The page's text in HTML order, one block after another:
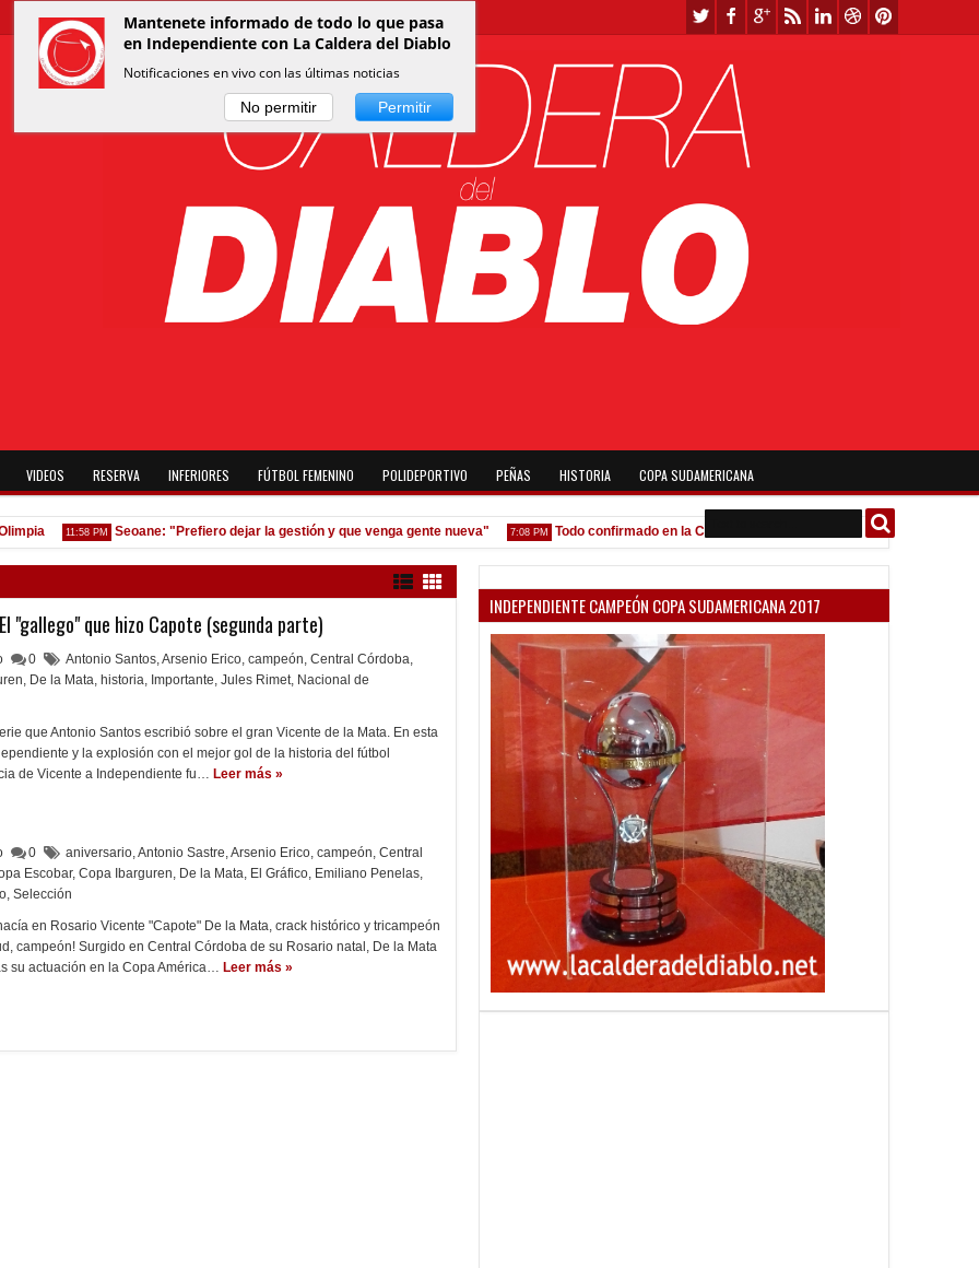
VIDEOS RESERVA INFERIORES FÚTBOL FEMENINO POLIDEPORTIVO PEÑAS HISTORIA COPA SUDAMERICANA
11:58 PM Seoane: "Prefiero dejar la gestión y que venga gente nueva" 7:08 PM Todo confirmado en la Copa Argentina Goleada histórica de la
"gallego" que hizo Capote (segunda parte)
0 Antonio Santos,Arsenio Erico, campeón, Central Córdoba,
, De la Mata, historia, Importante, Jules Rimet, Nacional de
que Antonio Santos escribió sobre el gran Vicente de la Mata. En esta
y la explosión con el mejor gol de la historia del fútbol
de Vicente a Independiente fu… Leer más »
0 aniversario,Antonio Sastre,Arsenio Erico, campeón, Central
Escobar, Copa Ibarguren, De la Mata, El Gráfico, Emiliano Penelas,
, Selección
en Rosario Vicente "Capote" De la Mata, crack histórico y tricampeón
campeón! Surgido en Central Córdoba de su Rosario natal, De la Mata
su actuación en la Copa América… Leer más »
INDEPENDIENTE CAMPEÓN COPA SUDAMERICANA 2017
Mantenete informado de todo lo que pasa
en Independiente con La Caldera del Diablo
Notificaciones en vivo con las últimas noticias
No permitir Permitir